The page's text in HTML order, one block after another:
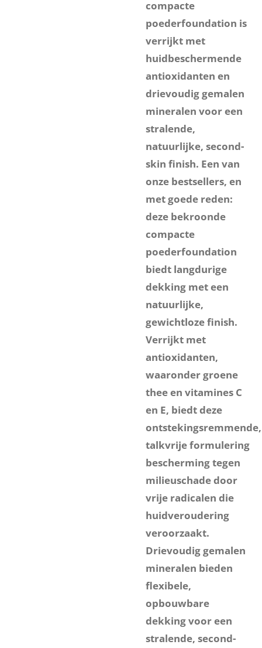
compacte
poederfoundation is
verrijkt met
huidbeschermende
antioxidanten en
drievoudig gemalen
mineralen voor een
stralende,
natuurlijke, second-
skin finish. Een van
onze bestsellers, en
met goede reden:
deze bekroonde
compacte
poederfoundation
biedt langdurige
dekking met een
natuurlijke,
gewichtloze finish.
Verrijkt met
antioxidanten,
waaronder groene
thee en vitamines C
en E, biedt deze
ontstekingsremmende,
talkvrije formulering
bescherming tegen
milieuschade door
vrije radicalen die
huidveroudering
veroorzaakt.
Drievoudig gemalen
mineralen bieden
flexibele,
opbouwbare
dekking voor een
stralende, second-